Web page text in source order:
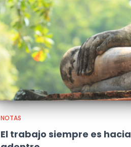
NOTAS
El trabajo siempre es hacia